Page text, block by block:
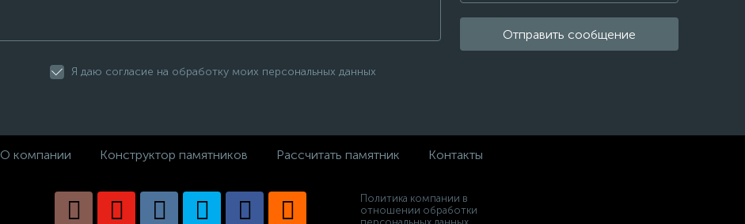
Отправить сообщение
Я даю согласие на обработку моих персональных данных
О компании Конструктор памятников Рассчитать памятник Контакты
Политика компании в
отношении обработки